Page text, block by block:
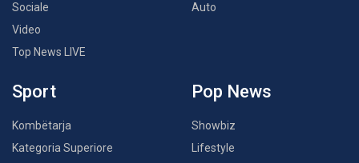
Sociale
Video
Top News LIVE
Auto
Sport
Kombëtarja
Kategoria Superiore
Pop News
Showbiz
Lifestyle